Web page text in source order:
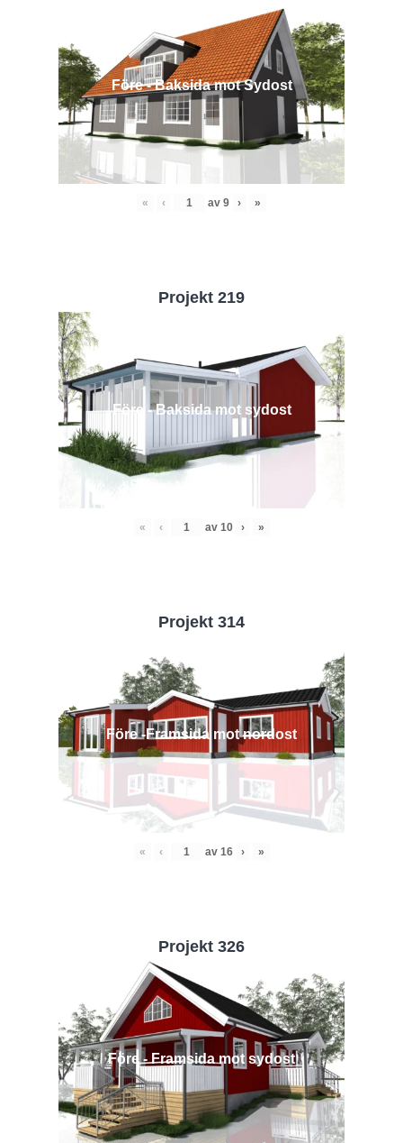
Före - Baksida mot Sydost
« ‹ av 9 › »
Projekt 219
Före - Baksida mot sydost
« ‹ av 10 › »
Projekt 314
Före -Framsida mot nordost
« ‹ av 16 › »
Projekt 326
Före - Framsida mot sydost